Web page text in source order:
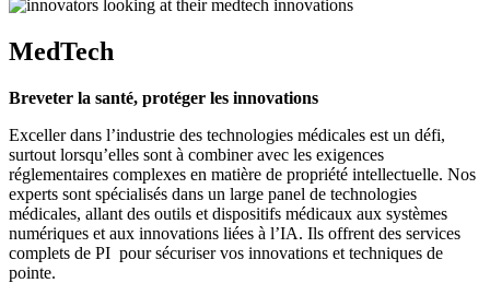
MedTech
Breveter la santé, protéger les innovations
Exceller dans l’industrie des technologies médicales est un défi,
surtout lorsqu’elles sont à combiner avec les exigences
réglementaires complexes en matière de propriété intellectuelle. Nos
experts sont spécialisés dans un large panel de technologies
médicales, allant des outils et dispositifs médicaux aux systèmes
numériques et aux innovations liées à l’IA. Ils offrent des services
complets de PI pour sécuriser vos innovations et techniques de
pointe.